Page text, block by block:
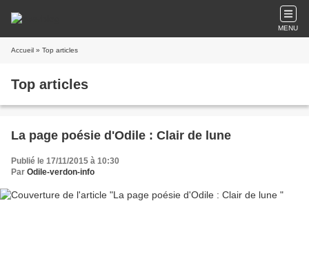
MENU
Accueil » Top articles
Top articles
La page poésie d'Odile : Clair de lune
Publié le 17/11/2015 à 10:30
Par Odile-verdon-info